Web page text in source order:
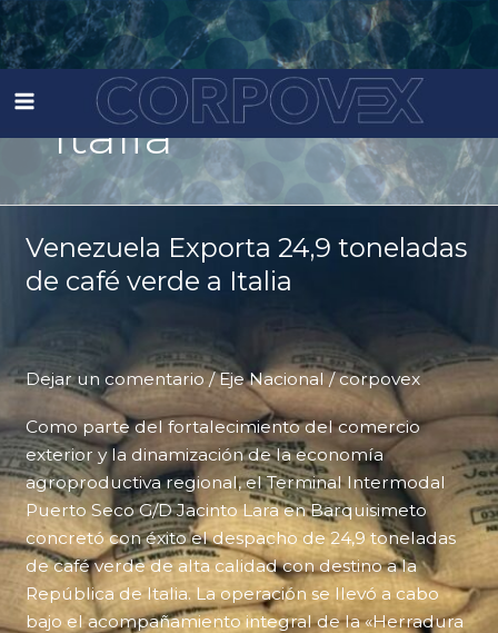
contenidoItalia
Venezuela Exporta 24,9 toneladas
de café verde a Italia
Dejar un comentario /Eje Nacional/corpovex
Como parte del fortalecimiento del comercio
exterior y la dinamización de la economía
agroproductiva regional, el Terminal Intermodal
Puerto Seco G/D Jacinto Lara en Barquisimeto
concretó con éxito el despacho de 24,9 toneladas
de café verde de alta calidad con destino a la
República de Italia. La operación se llevó a cabo
bajo el acompañamiento integral de la «Herradura